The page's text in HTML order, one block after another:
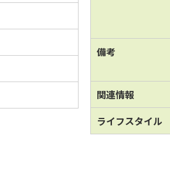
備考
関連情報
ライフスタイル